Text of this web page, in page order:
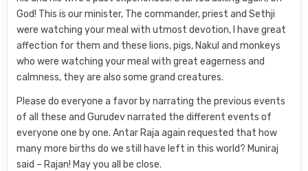
God! This is our minister, The commander, priest and Sethji
were watching your meal with utmost devotion, I have great
affection for them and these lions, pigs, Nakul and monkeys
who were watching your meal with great eagerness and
calmness, they are also some grand creatures.
Please do everyone a favor by narrating the previous events
of all these and Gurudev narrated the different events of
everyone one by one. Antar Raja again requested that how
many more births do we still have left in this world? Muniraj
said – Rajan! May you all be close.